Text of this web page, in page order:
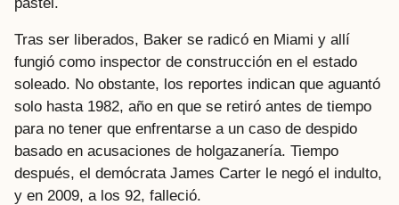
Tras ser liberados, Baker se radicó en Miami y allí
fungió como inspector de construcción en el estado
soleado. No obstante, los reportes indican que aguantó
solo hasta 1982, año en que se retiró antes de tiempo
para no tener que enfrentarse a un caso de despido
basado en acusaciones de holgazanería. Tiempo
después, el demócrata James Carter le negó el indulto,
y en 2009, a los 92, falleció.